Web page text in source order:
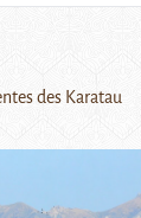
des Karatau